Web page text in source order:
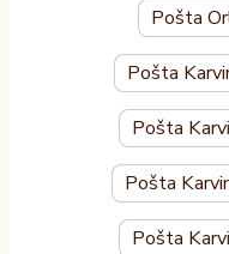
Pošta
Pošta
Pošta
Pošta
Pošta